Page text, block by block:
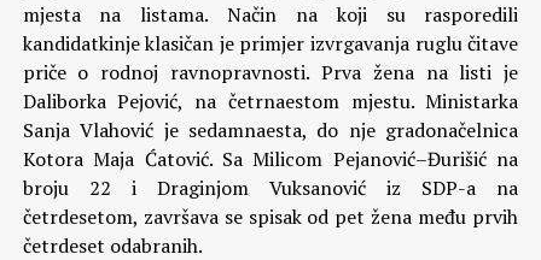
mjesta na listama. Način na koji su rasporedili
kandidatkinje klasičan je primjer izvrgavanja ruglu čitave
priče o rodnoj ravnopravnosti. Prva žena na listi je
Daliborka Pejović, na četrnaestom mjestu. Ministarka
Sanja Vlahović je sedamnaesta, do nje gradonačelnica
Kotora Maja Ćatović. Sa Milicom Pejanović–Đurišić na
broju 22 i Draginjom Vuksanović iz SDP-a na
četrdesetom, završava se spisak od pet žena među prvih
četrdeset odabranih.